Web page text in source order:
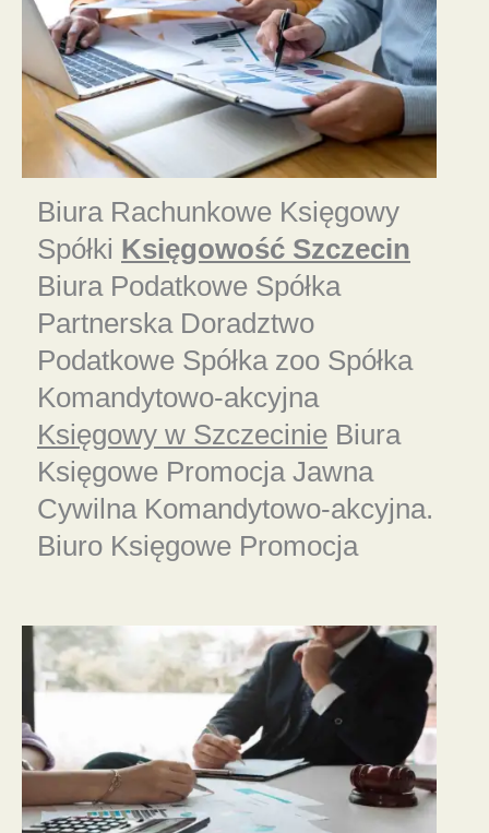
Biura Rachunkowe Księgowy
Spółki Księgowość Szczecin
Biura Podatkowe Spółka
Partnerska Doradztwo
Podatkowe Spółka zoo Spółka
Komandytowo-akcyjna
Księgowy w Szczecinie Biura
Księgowe Promocja Jawna
Cywilna Komandytowo-akcyjna.
Biuro Księgowe Promocja